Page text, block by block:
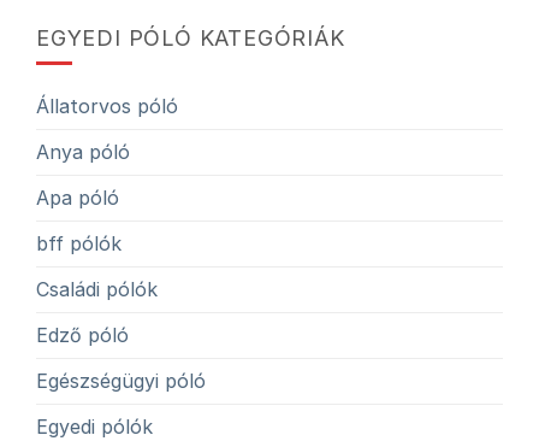
EGYEDI PÓLÓ KATEGÓRIÁK
Állatorvos póló
Anya póló
Apa póló
bff pólók
Családi pólók
Edző póló
Egészségügyi póló
Egyedi pólók